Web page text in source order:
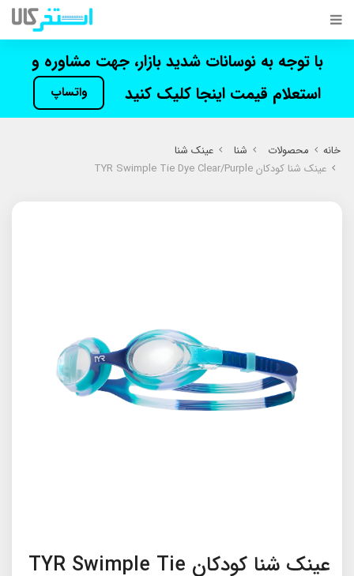
با توجه به نوسانات شدید بازار، جهت مشاوره و
استعلام قیمت اینجا کلیک کنید
واتساپ
خانه محصولات شنا
عینک شنا
عینک شنا کودکان TYR Swimple Tie Dye Clear/Purple
عینک شنا کودکان TYR Swimple Tie